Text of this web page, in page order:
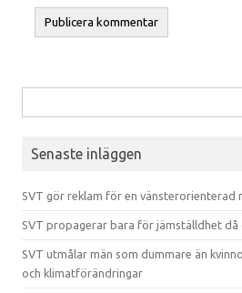
Senaste inläggen
SVT gör reklam för en vänsterorienterad
SVT propagerar bara för jämställdhet då
SVT utmålar män som dummare än
och klimatförändringar